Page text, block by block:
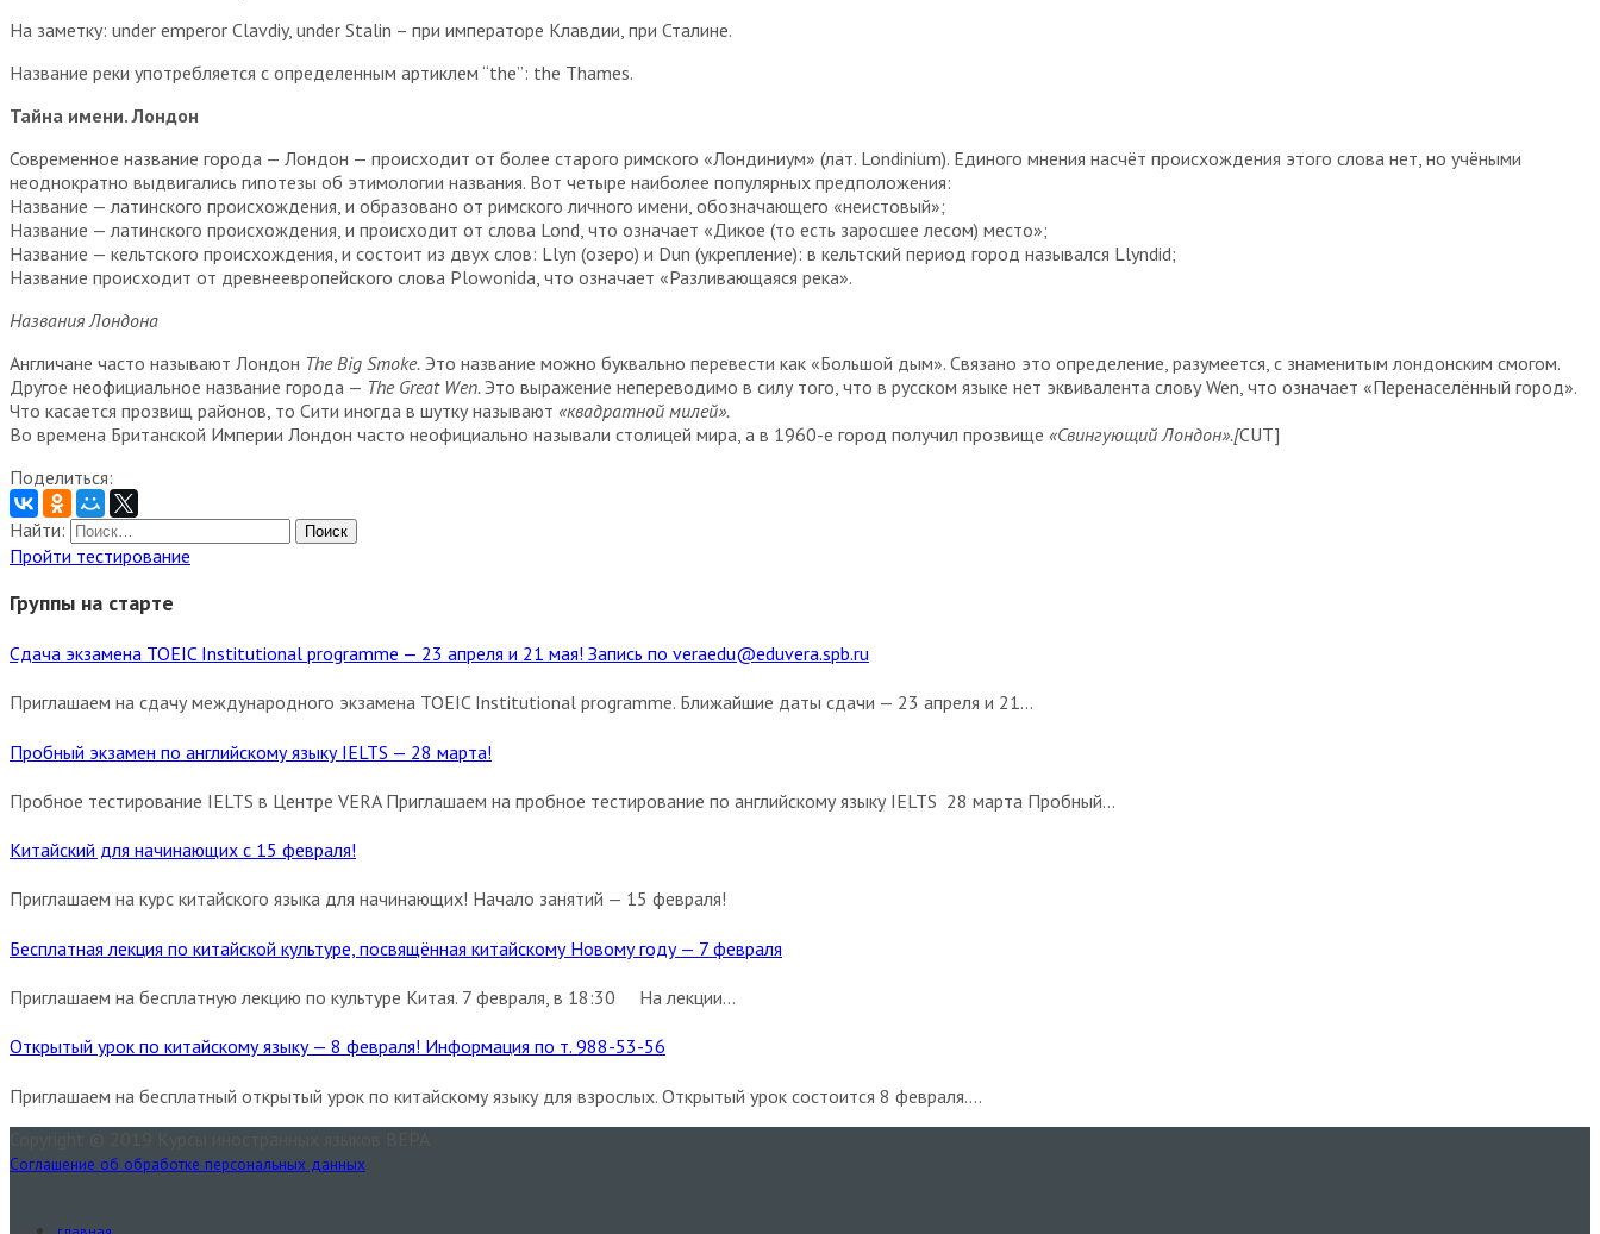
На заметку: under emperor Clavdiy, under Stalin – при императоре Клавдии, при Сталине.
Название реки употребляется с определенным артиклем “the”: the Thames.
Тайна имени. Лондон
Современное название города — Лондон — происходит от более старого римского «Лондиниум» (лат. Londinium). Единого мнения насчёт происхождения этого слова нет, но учёными
неоднократно выдвигались гипотезы об этимологии названия. Вот четыре наиболее популярных предположения:
Название — латинского происхождения, и образовано от римского личного имени, обозначающего «неистовый»;
Название — латинского происхождения, и происходит от слова Lond, что означает «Дикое (то есть заросшее лесом) место»;
Название — кельтского происхождения, и состоит из двух слов: Llyn (озеро) и Dun (укрепление): в кельтский период город назывался Llyndid;
Название происходит от древнеевропейского слова Plowonida, что означает «Разливающаяся река».
Названия Лондона
Англичане часто называют Лондон The Big Smoke. Это название можно буквально перевести как «Большой дым». Связано это определение, разумеется, с знаменитым лондонским смогом.
Другое неофициальное название города — The Great Wen.Это выражение непереводимо в силу того, что в русском языке нет эквивалента слову Wen, что означает «Перенаселённый город».
Что касается прозвищ районов, то Сити иногда в шутку называют «квадратной милей».
Во времена Британской Империи Лондон часто неофициально называли столицей мира, а в 1960-е город получил прозвище «Свингующий Лондон».[CUT]
Поделиться:
Найти:
Пройти тестирование
Группы на старте
Сдача экзамена TOEIC Institutional programme — 23 апреля и 21 мая! Запись по veraedu@eduvera.spb.ru
Приглашаем на сдачу международного экзамена TOEIC Institutional programme. Ближайшие даты сдачи — 23 апреля и 21...
Пробный экзамен по английскому языку IELTS — 28 марта!
Пробное тестирование IELTS в Центре VERA Приглашаем на пробное тестирование по английскому языку IELTS 28 марта Пробный...
Китайский для начинающих с 15 февраля!
Приглашаем на курс китайского языка для начинающих! Начало занятий — 15 февраля!
Бесплатная лекция по китайской культуре, посвящённая китайскому Новому году — 7 февраля
Приглашаем на бесплатную лекцию по культуре Китая. 7 февраля, в 18:30 На лекции...
Открытый урок по китайскому языку — 8 февраля! Информация по т. 988-53-56
Приглашаем на бесплатный открытый урок по китайскому языку для взрослых. Открытый урок состоится 8 февраля....
Соглашение об обработке персональных данных